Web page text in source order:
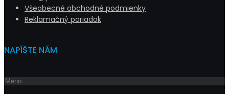
Všeobecné obchodné podmienky
Reklamačný poriadok
NAPÍŠTE NÁM